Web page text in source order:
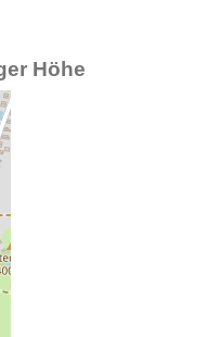
Höhe